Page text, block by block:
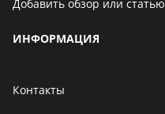
Добавить обзор или статью
ИНФОРМАЦИЯ
Контакты